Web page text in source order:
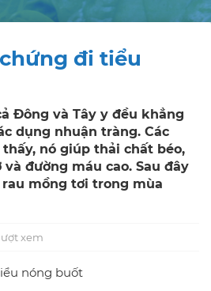
đi tiểu
Đông và Tây y đều khẳng
dụng nhuận tràng. Các
nó giúp thải chất béo,
đường máu cao. Sau đây
mồng tơi trong mùa
xem
nóng buốt